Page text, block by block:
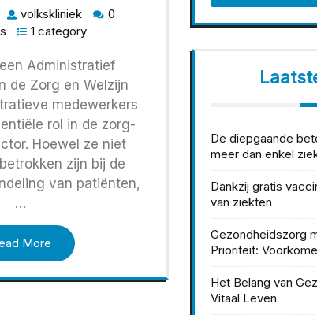
volkskliniek
0
1 category
Administratief
de Zorg en Welzijn
medewerkers
rol in de zorg-
Hoewel ze niet
zijn bij de
van patiënten,
…
More
De diepgaande
meer dan enkel
Dankzij gratis
van ziekten
Gezondheidszorg
Prioriteit:
Het Belang van
Vitaal Leven